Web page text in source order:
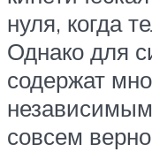
нуля, когда
Однако для
содержат
совсем